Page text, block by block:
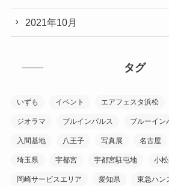
2021年10月
タグ
いずも イベント エアフェスタ浜松
ジオラマ ブルインパルス ブルーイン
入間基地 八王子 写真展 名古屋
埼玉県 宇都宮 宇都宮駐屯地 小
岡崎サービスエリア 愛知県 東急ハン